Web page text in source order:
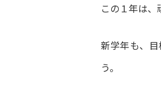
この１年は
新学年も、
う。